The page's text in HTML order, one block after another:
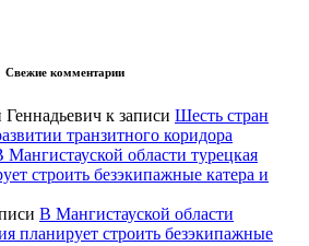
Свежие комментарии
к записи Шесть стран
транзитного коридора
Мангистауской области турецкая
строить безэкипажные катера и
В Мангистауской области
планирует строить безэкипажные